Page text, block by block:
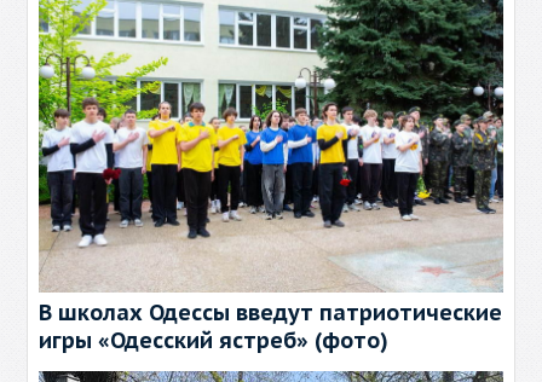
В школах Одессы введут патриотические
игры «Одесский ястреб» (фото)